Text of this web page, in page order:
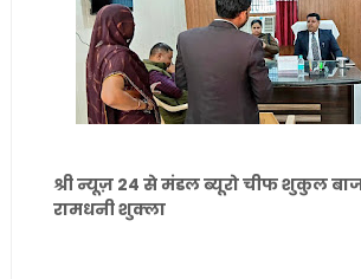
श्री न्यूज़ 24 से मंडल ब्यूरो चीफ शुकुल
रामधनी शुक्ला